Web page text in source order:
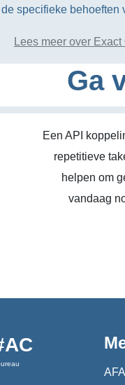
specifieke behoeften
Lees meer over Exact
Ga
Een API
repetitieve
helpen om
vandaag